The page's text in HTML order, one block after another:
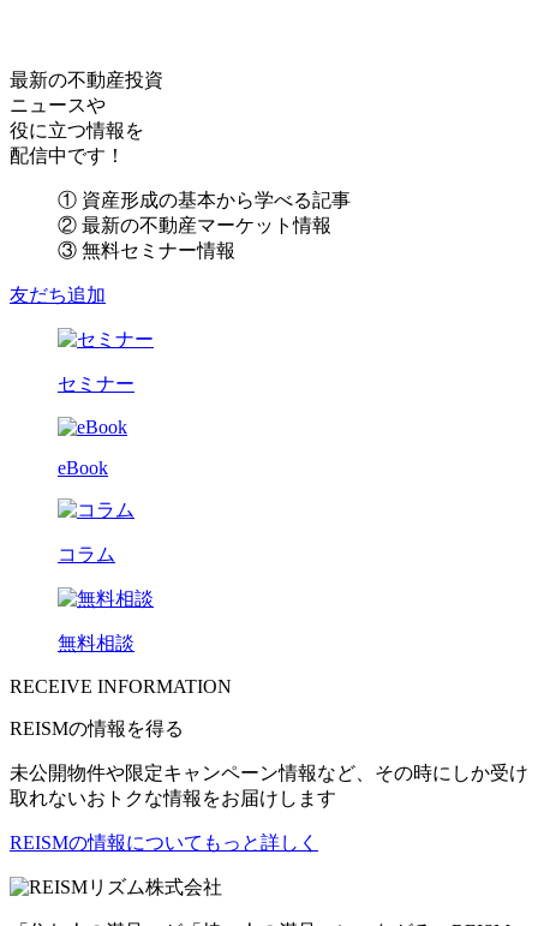
最新の不動産投資
ニュースや
役に立つ情報を
配信中です！
① 資産形成の基本から学べる記事
② 最新の不動産マーケット情報
③ 無料セミナー情報
友だち追加
セミナー
eBook
コラム
無料相談
RECEIVE INFORMATION
REISMの情報を得る
未公開物件や限定キャンペーン情報など、その時にしか受け
取れないおトクな情報をお届けします
REISMの情報についてもっと詳しく
リズム株式会社